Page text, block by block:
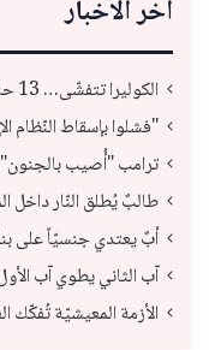
اخر الأخبار
الكوليرا تتفشّى… 13 حالة وفاة و239 إصابة!
"فشلوا بإسقاط النّظام
ترامب "أُصيب
طالبٌ يُطلق النّار داخل
أبٌ يعتدي جنسيّاً على
آب الثاني يطوي آب
الأزمة المعيشيّة تُفكّك